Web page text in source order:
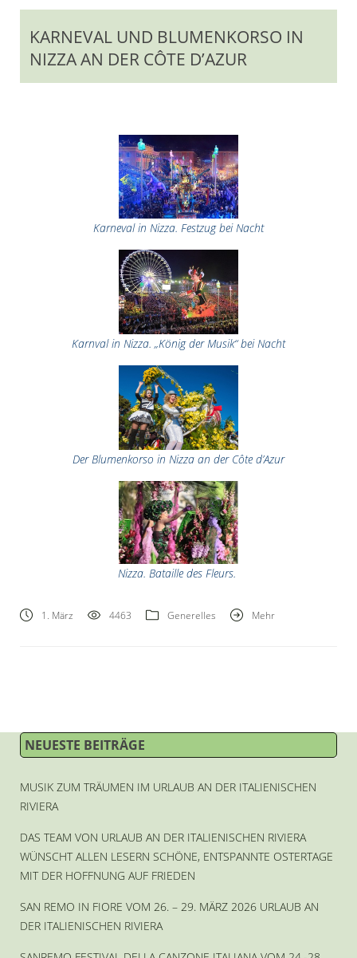
KARNEVAL UND BLUMENKORSO IN
NIZZA AN DER CÔTE D’AZUR
Karneval in Nizza. Festzug bei Nacht
Karnval in Nizza. „König der Musik“ bei Nacht
Der Blumenkorso in Nizza an der Côte d’Azur
Nizza. Bataille des Fleurs.
1. März 4463 Generelles Mehr
NEUESTE BEITRÄGE
MUSIK ZUM TRÄUMEN IM URLAUB AN DER ITALIENISCHEN
RIVIERA
DAS TEAM VON URLAUB AN DER ITALIENISCHEN RIVIERA
WÜNSCHT ALLEN LESERN SCHÖNE, ENTSPANNTE OSTERTAGE
MIT DER HOFFNUNG AUF FRIEDEN
SAN REMO IN FIORE VOM 26. – 29. MÄRZ 2026 URLAUB AN
DER ITALIENISCHEN RIVIERA